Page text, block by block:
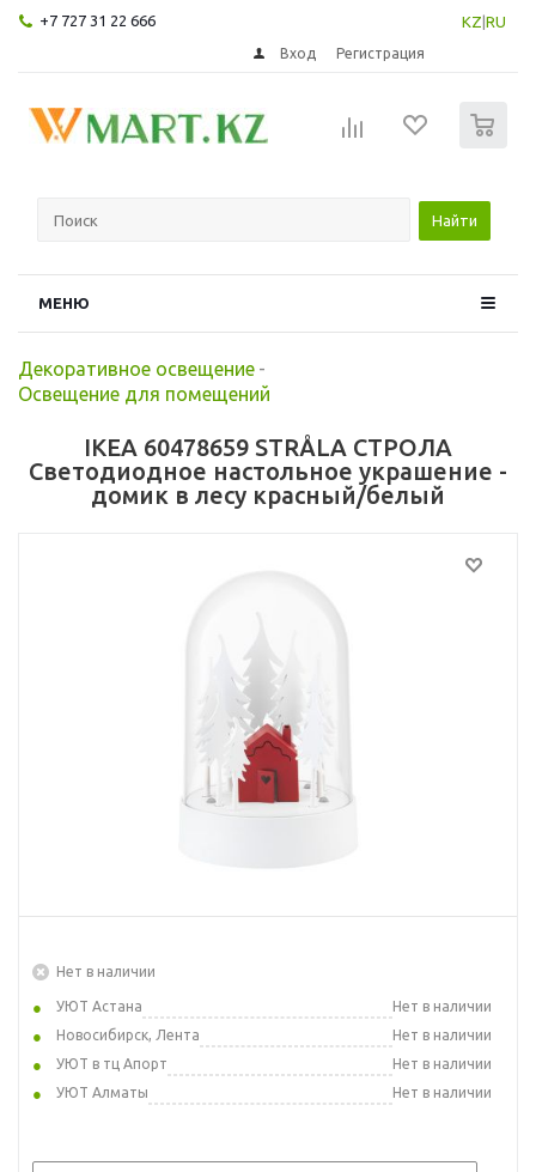
+7 727 31 22 666 KZ RU
Вход Регистрация
Найти
МЕНЮ
Декоративное освещение -
Освещение для помещений
IKEA 60478659 STRÅLA СТРОЛА
Светодиодное настольное украшение -
домик в лесу красный/белый
Нет в наличии
УЮТ Астана
Нет в наличии
Новосибирск, Лента
Нет в наличии
УЮТ в тц Апорт
Нет в наличии
УЮТ Алматы
Нет в наличии